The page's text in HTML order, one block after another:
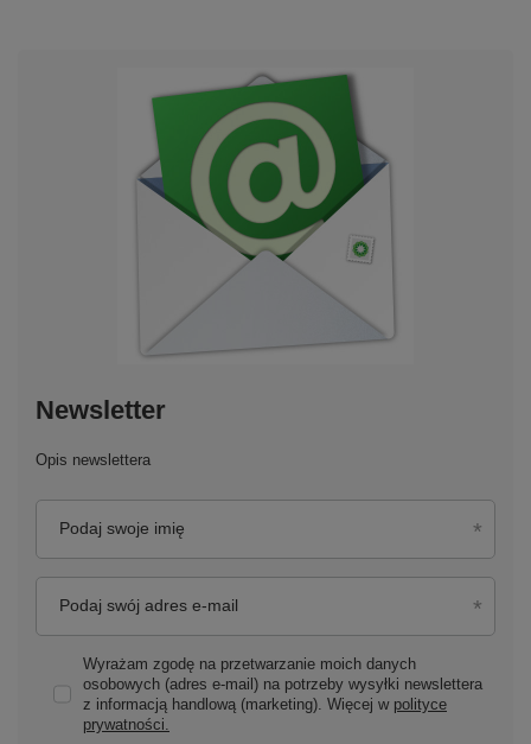
Newsletter
Opis newslettera
Podaj swoje imię
Podaj swój adres e-mail
Wyrażam zgodę na przetwarzanie moich danych
osobowych (adres e-mail) na potrzeby wysyłki newslettera
z informacją handlową (marketing). Więcej w polityce
prywatności.